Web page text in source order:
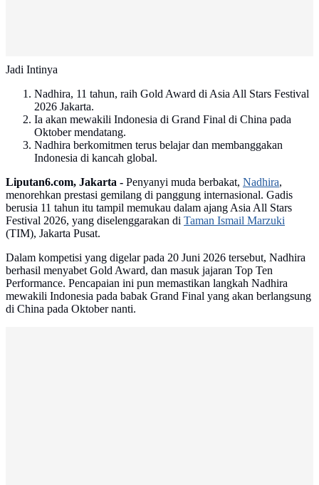
Jadi Intinya
Nadhira, 11 tahun, raih Gold Award di Asia All Stars Festival
2026 Jakarta.
Ia akan mewakili Indonesia di Grand Final di China pada
Oktober mendatang.
Nadhira berkomitmen terus belajar dan membanggakan
Indonesia di kancah global.
Liputan6.com, Jakarta - Penyanyi muda berbakat, Nadhira,
menorehkan prestasi gemilang di panggung internasional. Gadis
berusia 11 tahun itu tampil memukau dalam ajang Asia All Stars
Festival 2026, yang diselenggarakan di Taman Ismail Marzuki
(TIM), Jakarta Pusat.
Dalam kompetisi yang digelar pada 20 Juni 2026 tersebut, Nadhira
berhasil menyabet Gold Award, dan masuk jajaran Top Ten
Performance. Pencapaian ini pun memastikan langkah Nadhira
mewakili Indonesia pada babak Grand Final yang akan berlangsung
di China pada Oktober nanti.